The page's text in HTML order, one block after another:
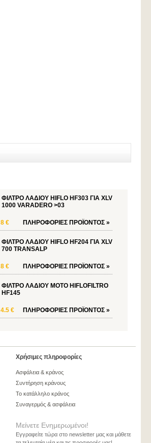
ΦΙΛΤΡΟ ΛΑΔΙΟΥ HIFLO HF303 ΓΙΑ XLV
1000 VARADERO >03
8 € ΠΛΗΡΟΦΟΡΙΕΣ ΠΡΟΪΟΝΤΟΣ »
ΦΙΛΤΡΟ ΛΑΔΙΟΥ HIFLO HF204 ΓΙΑ XLV
700 TRANSALP
8 € ΠΛΗΡΟΦΟΡΙΕΣ ΠΡΟΪΟΝΤΟΣ »
ΦΙΛΤΡΟ ΛΑΔΙΟΥ ΜΟΤΟ HIFLOFILTRO
HF145
4.5 € ΠΛΗΡΟΦΟΡΙΕΣ ΠΡΟΪΟΝΤΟΣ »
Χρήσιμες πληροφορίες
Ασφάλεια & κράνος
Συντήρηση κράνους
Το κατάλληλο κράνος
Συναγερμός & ασφάλεια
Μείνετε Ενημερωμένοι!
Εγγραφείτε τώρα στο newsletter μας και μάθετε